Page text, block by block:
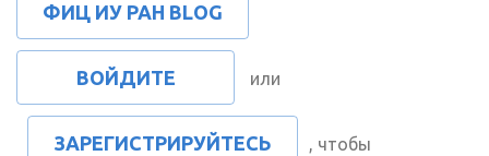
ФИЦ ИУ РАН BLOG
ВОЙДИТЕ или
ЗАРЕГИСТРИРУЙТЕСЬ , чтобы